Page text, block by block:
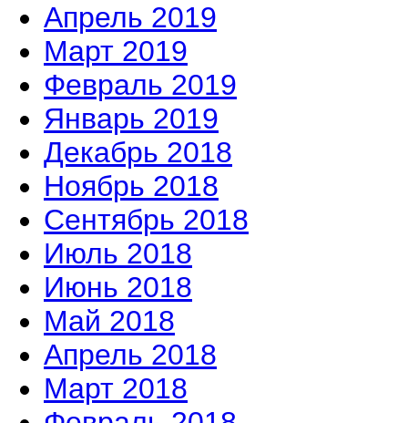
Апрель 2019
Март 2019
Февраль 2019
Январь 2019
Декабрь 2018
Ноябрь 2018
Сентябрь 2018
Июль 2018
Июнь 2018
Май 2018
Апрель 2018
Март 2018